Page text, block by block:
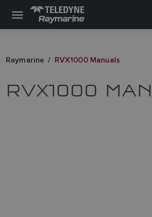
Raymarine RVX1000 Manuals
RVX1000